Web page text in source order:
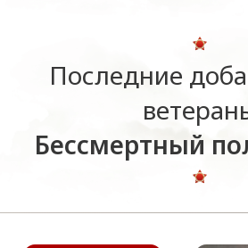
Последние
Бессмертный